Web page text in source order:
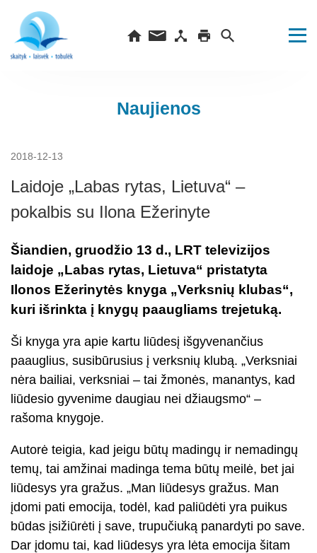
Naujienos
2018-12-13
Laidoje „Labas rytas, Lietuva“ –
pokalbis su Ilona Ežerinyte
Šiandien, gruodžio 13 d., LRT televizijos
laidoje „Labas rytas, Lietuva“ pristatyta
Ilonos Ežerinytės knyga „Verksnių klubas“,
kuri išrinkta į knygų paaugliams trejetuką.
Ši knyga yra apie kartu liūdesį išgyvenančius
paauglius, susibūrusius į verksnių klubą. „Verksniai
nėra bailiai, verksniai – tai žmonės, manantys, kad
liūdesio gyvenime daugiau nei džiaugsmo“ –
rašoma knygoje.
Autorė teigia, kad jeigu būtų madingų ir nemadingų
temų, tai amžinai madinga tema būtų meilė, bet jai
liūdesys yra gražus. „Man liūdesys gražus. Man
įdomi pati emocija, todėl, kad paliūdėti yra puikus
būdas įsižiūrėti į save, trupučiuką panardyti po save.
Dar įdomu tai, kad liūdesys yra lėta emocija šitam